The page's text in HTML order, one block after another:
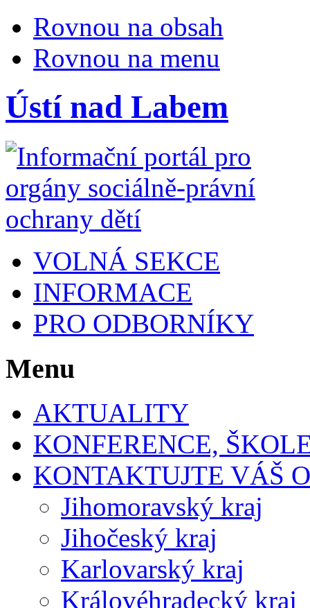
Rovnou na obsah
Rovnou na menu
Ústí nad Labem
VOLNÁ SEKCE
INFORMACE
PRO ODBORNÍKY
Menu
AKTUALITY
KONFERENCE,
KONTAKTUJTE VÁŠ
Jihomoravský kraj
Jihočeský kraj
Karlovarský kraj
Královéhradecký kraj